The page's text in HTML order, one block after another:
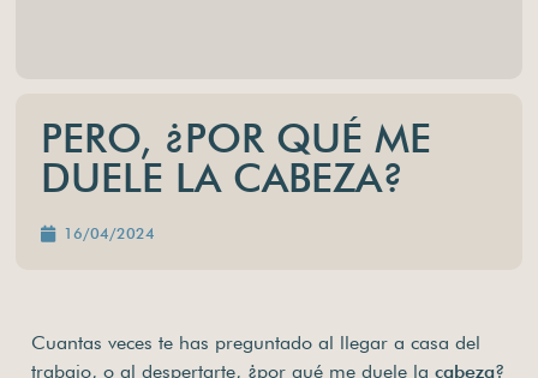
PERO, ¿POR QUÉ ME
DUELE LA CABEZA?
16/04/2024
Cuantas veces te has preguntado al llegar a casa del
trabajo, o al despertarte, ¿por qué me duele la cabeza?